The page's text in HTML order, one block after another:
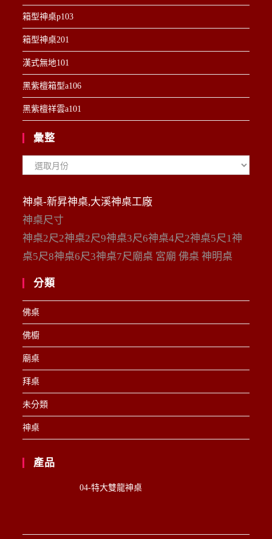
箱型神桌p103
箱型神桌201
漢式無地101
黑紫檀箱型a106
黑紫檀祥雲a101
彙整
神桌-新昇神桌,大溪神桌工廠
神桌尺寸
神桌2尺2神桌2尺9神桌3尺6神桌4尺2神桌5尺1神
桌5尺8神桌6尺3神桌7尺廟桌 宮廟 佛桌 神明桌
分類
佛桌
佛櫥
廟桌
拜桌
未分類
神桌
產品
04-特大雙龍神桌